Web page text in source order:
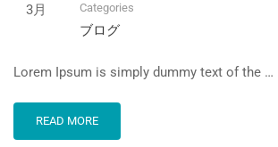
3月 Categories
ブログ
Lorem Ipsum is simply dummy text of the …
READ MORE